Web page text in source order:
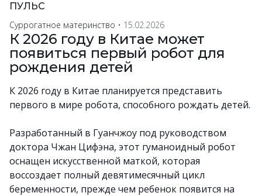
ПУЛЬС
Суррогатное материнство • 15.02.2026
К 2026 году в Китае может
появиться первый робот для
рождения детей
К 2026 году в Китае планируется представить
первого в мире робота, способного рождать детей.
Разработанный в Гуанчжоу под руководством
доктора Чжан Цифэна, этот гуманоидный робот
оснащен искусственной маткой, которая
воссоздает полный девятимесячный цикл
беременности, прежде чем ребенок появится на